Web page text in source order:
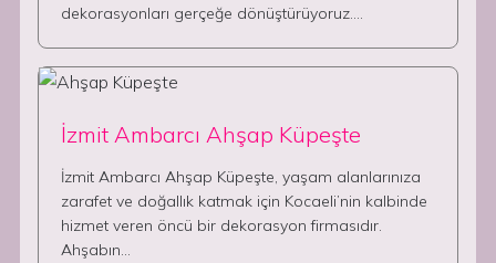
dekorasyonları gerçeğe dönüştürüyoruz.…
İzmit Ambarcı Ahşap Küpeşte
İzmit Ambarcı Ahşap Küpeşte, yaşam alanlarınıza
zarafet ve doğallık katmak için Kocaeli’nin kalbinde
hizmet veren öncü bir dekorasyon firmasıdır.
Ahşabın…